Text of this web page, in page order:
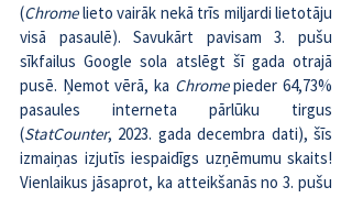
(Chrome lieto vairāk nekā trīs miljardi lietotāju
visā pasaulē). Savukārt pavisam 3. pušu
sīkfailus Google sola atslēgt šī gada otrajā
pusē. Ņemot vērā, ka Chrome pieder 64,73%
pasaules interneta pārlūku tirgus
(StatCounter, 2023. gada decembra dati), šīs
izmaiņas izjutīs iespaidīgs uzņēmumu skaits!
Vienlaikus jāsaprot, ka atteikšanās no 3. pušu